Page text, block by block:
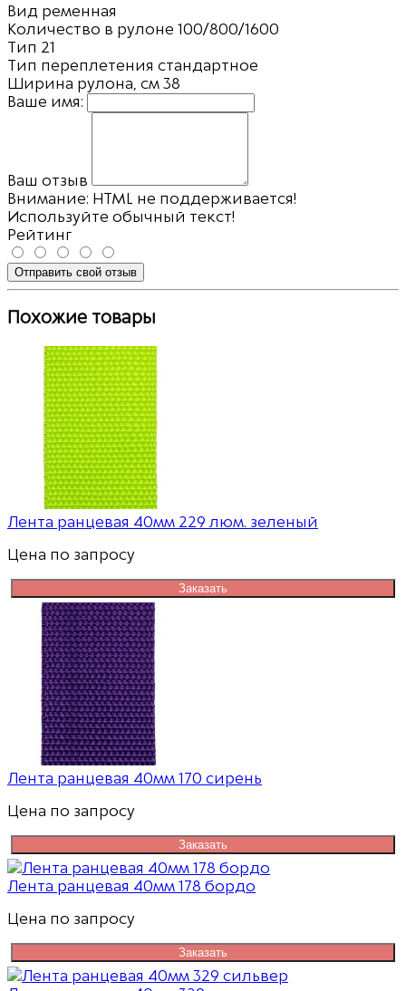
Вид ременная
Количество в рулоне 100/800/1600
Тип 21
Тип переплетения стандартное
Ширина рулона, см 38
Ваше имя:
Ваш отзыв
Внимание: HTML не поддерживается!
Используйте обычный текст!
Рейтинг
Отправить свой отзыв
Похожие товары
Лента ранцевая 40мм 229 люм. зеленый
Цена по запросу
Заказать
Лента ранцевая 40мм 170 сирень
Цена по запросу
Заказать
Лента ранцевая 40мм 178 бордо
Цена по запросу
Заказать